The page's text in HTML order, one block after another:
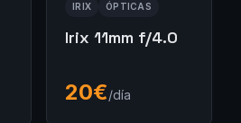
IRIX ÓPTICAS
Irix 11mm f/4.0
20€/día